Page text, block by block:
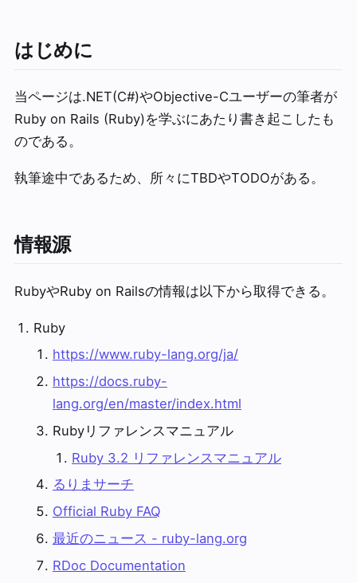
はじめに
当ページは.NET(C#)やObjective-Cユーザーの筆者が
Ruby on Rails (Ruby)を学ぶにあたり書き起こしたも
のである。
執筆途中であるため、所々にTBDやTODOがある。
情報源
RubyやRuby on Railsの情報は以下から取得できる。
Ruby
https://www.ruby-lang.org/ja/
https://docs.ruby-
lang.org/en/master/index.html
Rubyリファレンスマニュアル
Ruby 3.2 リファレンスマニュアル
るりまサーチ
Official Ruby FAQ
最近のニュース - ruby-lang.org
RDoc Documentation